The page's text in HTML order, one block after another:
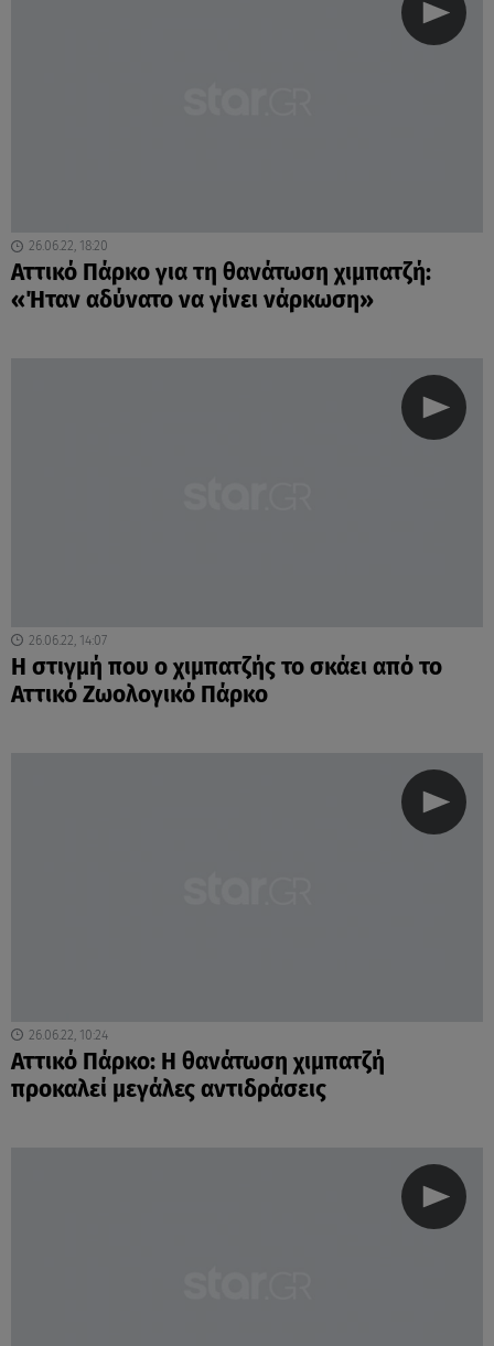
26.06.22, 18:20
Αττικό Πάρκο για τη θανάτωση χιμπατζή:
«Ήταν αδύνατο να γίνει νάρκωση»
26.06.22, 14:07
Η στιγμή που ο χιμπατζής το σκάει από το
Αττικό Ζωολογικό Πάρκο
26.06.22, 10:24
Αττικό Πάρκο: Η θανάτωση χιμπατζή
προκαλεί μεγάλες αντιδράσεις